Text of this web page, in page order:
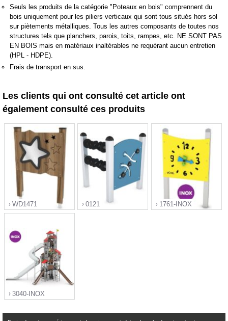
Seuls les produits de la catégorie "Poteaux en bois" comprennent du
bois uniquement pour les piliers verticaux qui sont tous situés hors sol
sur piètements métalliques. Tous les autres composants de toutes nos
structures tels que planchers, parois, toits, rampes, etc. NE SONT PAS
EN BOIS mais en matériaux inaltérables ne requérant aucun entretien
(HPL - HDPE).
Frais de transport en sus.
Les clients qui ont consulté cet article ont
également consulté ces produits
WD1471 0121 1761-INOX
3040-INOX